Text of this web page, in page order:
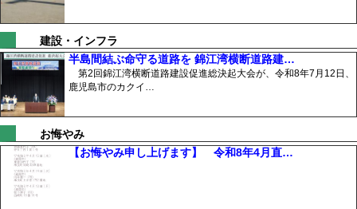
建設・インフラ
半島間結ぶ命守る道路を 錦江湾横断道路建…
第2回錦江湾横断道路建設促進総決起大会が、令和8年7月12日、
鹿児島市のカクイ…
お悔やみ
【お悔やみ申し上げます】 令和8年4月直…